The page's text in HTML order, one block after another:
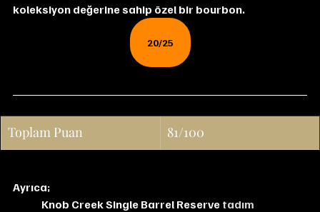
koleksiyon değerine sahip özel bir bourbon.
20/25
Toplam Puan 81/100
Ayrıca;
Knob Creek Single Barrel Reserve tadım